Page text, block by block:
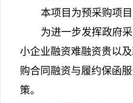
本项目为预采购项
为进一步发挥政府
小企业融资难融资贵以
购合同融资与履约保函
策。